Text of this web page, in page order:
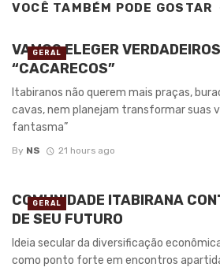
VOCÊ TAMBÉM PODE GOSTAR
VAMOS ELEGER
“CACARECOS”
Itabiranos não querem mais praças,
cavas, nem planejam transformar suas
fantasma”
By NS 21 hours ago
GERAL
COMUNIDADE ITABIRANA
DE SEU FUTURO
Ideia secular da diversificação
como ponto forte em encontros
GERAL